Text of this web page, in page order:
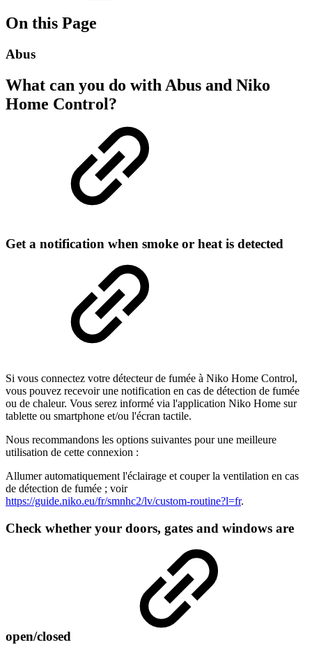
On this Page
Abus
What can you do with Abus and Niko
Home Control?
Get a notification when smoke or heat is detected
Si vous connectez votre détecteur de fumée à Niko Home Control,
vous pouvez recevoir une notification en cas de détection de fumée
ou de chaleur. Vous serez informé via l'application Niko Home sur
tablette ou smartphone et/ou l'écran tactile.
Nous recommandons les options suivantes pour une meilleure
utilisation de cette connexion :
Allumer automatiquement l'éclairage et couper la ventilation en cas
de détection de fumée ; voir
https://guide.niko.eu/fr/smnhc2/lv/custom-routine?l=fr.
Check whether your doors, gates and windows are
open/closed